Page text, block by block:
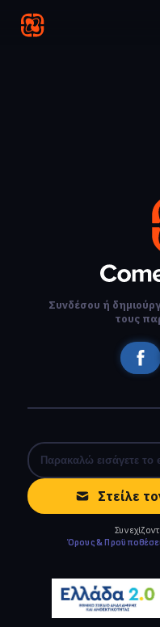
Συνδέσου ή
τους
Στείλε
Όρους &